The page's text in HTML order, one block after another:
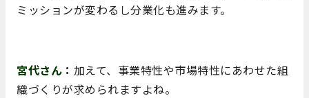
ミッションが変わるし分業化も進みます。
宮代さん ： 加えて、事業特性や市場特性にあわせた組
織づくりが求められますよね。